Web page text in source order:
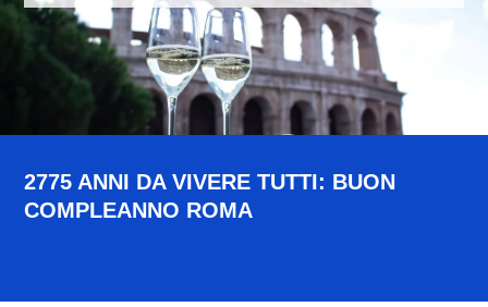
2775 ANNI DA VIVERE TUTTI: BUON
COMPLEANNO ROMA